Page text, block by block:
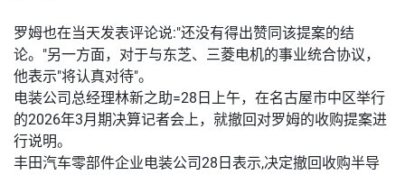
罗姆也在当天发表评论说:"还没有得出赞同该提案的结
论。"另一方面，对于与东芝、三菱电机的事业统合协议，
他表示"将认真对待"。
电装公司总经理林新之助=28日上午，在名古屋市中区举行
的2026年3月期决算记者会上，就撤回对罗姆的收购提案进
行说明。
丰田汽车零部件企业电装公司28日表示,决定撤回收购半导